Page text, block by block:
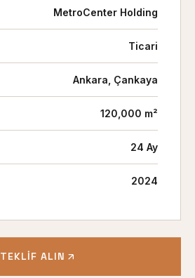
MetroCenter Holding
Ticari
Ankara, Çankaya
120,000 m²
24 Ay
2024
TEKLIF ALIN